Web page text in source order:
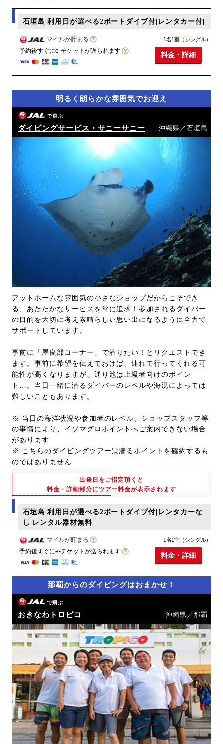
石垣島|利用日が選べる2ボートダイブ付|レンタカー付|
マイルが貯まる
予約後すぐにe-チケットが送られます
1名1室（シングル）
料金・詳細
明るく朗らかな雰囲気でお迎え
で飛ぶ
ダイビングサービス・サニーサニー 沖縄県／石垣島
アットホームな雰囲気の小さなショップだからこそでき
る、あたたかなサービスを常に追求！参加されるダイバー
の目的を大切に考え素晴らしい思い出になるように全力で
サポートしています。
事前に「屋良部コーナー」で潜りたい！とリクエストでき
ます。事前に希望を伝えておけば、連れて行ってくれる可
能性が高くなりますが、通り池は上級者向けのポイン
ト…。当日一緒に潜るダイバーのレベルや海況によっては
難しいこともあります。
※ 当日の海洋状況や参加者のレベル、ショップスタッフ等
の事情により、イソマグロポイントへご案内できない場合
があります
※ こちらのダイビングツアーは潜るポイントを確約するも
のではありません
出発日をご指定頂くと
料金・詳細部分にツアー料金が表示されます
石垣島|利用日が選べる2ボートダイブ付|レンタカーな
し|レンタル器材無料
マイルが貯まる
予約後すぐにe-チケットが送られます
1名1室（シングル）
料金・詳細
那覇からのダイビングはおまかせ！
で飛ぶ
おきなわトロピコ 沖縄県／那覇